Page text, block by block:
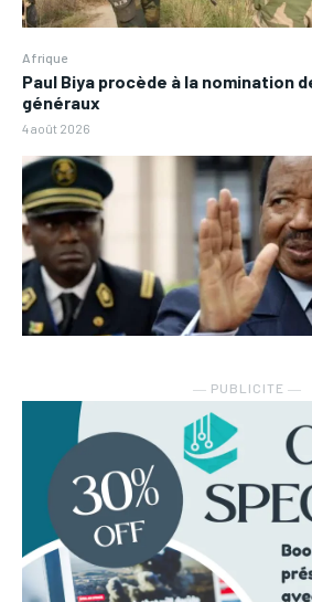
Afrique
Paul Biya procède à la nomination
généraux
4 août 2026
― PUBLICITE ―